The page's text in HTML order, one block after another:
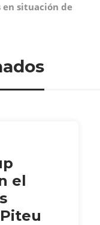
en situación de
el